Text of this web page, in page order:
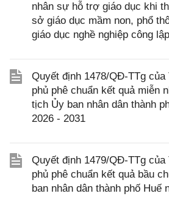
nhân sự hỗ trợ giáo dục khi
sở giáo dục mầm non, phổ
giáo dục nghề nghiệp công
Quyết định 1478/QĐ-TTg
phủ phê chuẩn kết quả miễn
tịch Ủy ban nhân dân thành
2026 - 2031
Quyết định 1479/QĐ-TTg
phủ phê chuẩn kết quả bầu
ban nhân dân thành phố Huế